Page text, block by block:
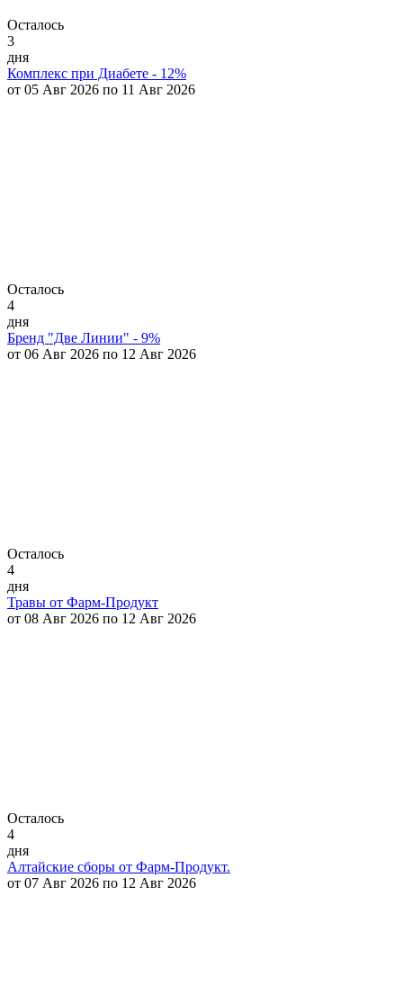
Осталось
3
дня
Комплекс при Диабете - 12%
от 05 Авг 2026 по 11 Авг 2026
Осталось
4
дня
Бренд "Две Линии" - 9%
от 06 Авг 2026 по 12 Авг 2026
Осталось
4
дня
Травы от Фарм-Продукт
от 08 Авг 2026 по 12 Авг 2026
Осталось
4
дня
Алтайские сборы от Фарм-Продукт.
от 07 Авг 2026 по 12 Авг 2026